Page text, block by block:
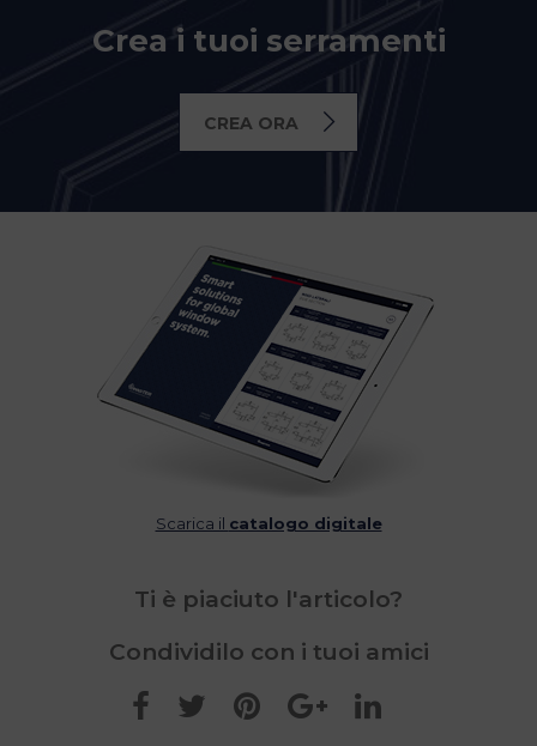
Crea i tuoi serramenti
CREA ORA
Scarica il catalogo digitale
Ti è piaciuto l'articolo?
Condividilo con i tuoi amici